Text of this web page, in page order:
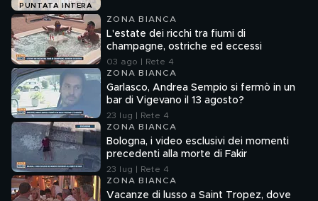
PUNTATA INTERA
ZONA BIANCA
L'estate dei ricchi tra fiumi di
champagne, ostriche ed eccessi
03 ago | Rete 4
ZONA BIANCA
Garlasco, Andrea Sempio si fermò in un
bar di Vigevano il 13 agosto?
23 lug | Rete 4
ZONA BIANCA
Bologna, i video esclusivi dei momenti
precedenti alla morte di Fakir
23 lug | Rete 4
ZONA BIANCA
Vacanze di lusso a Saint Tropez, dove